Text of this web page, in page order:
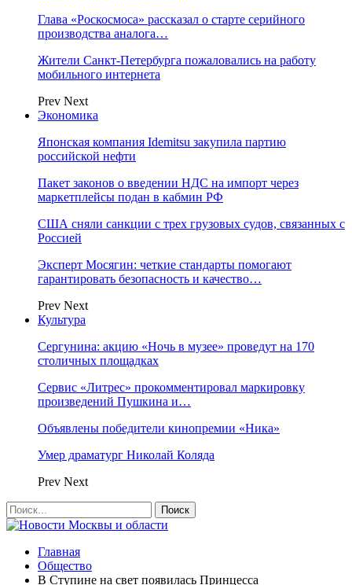
Глава «Роскосмоса» рассказал о старте серийного
производства аналога…
Жители Санкт-Петербурга пожаловались на работу
мобильного интернета
Prev Next
Экономика
Японская компания Idemitsu закупила партию
российской нефти
Пакет законов о введении НДС на импорт через
маркетплейсы подан в кабмин РФ
США сняли санкции с трех грузовых судов, связанных с
Россией
Эксперт Мосягин: четкие стандарты помогают
гарантировать безопасность и качество…
Prev Next
Культура
Сергунина: акцию «Ночь в музее» проведут на 170
столичных площадках
Сервис «Литрес» прокомментировал маркировку
произведений Пушкина и…
Объявлены победители кинопремии «Ника»
Умер драматург Николай Коляда
Prev Next
Главная
Общество
В Ступине на свет появилась Принцесса